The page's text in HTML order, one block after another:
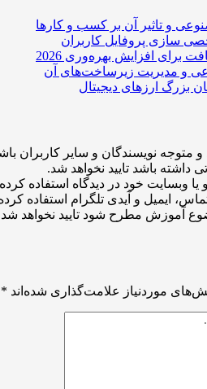
و تاثیر آن بر کسب و کارها
سازی پروفایل کاربران
برای افزایش بهره‌وری 2026
و مدیریت زیرساخت‌های آن
بزرگ ارزهای دیجیتال
متوجه نویسندگان و سایر کاربران
داشته باشد تایید نخواهد شد.
وبسایت خود در دیدگاه استفاده کرده
ایمیل و آیدی تلگرام استفاده
آموزش مطرح شود تایید نخواهد
موردنیاز علامت‌گذاری شده‌اند *